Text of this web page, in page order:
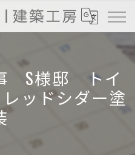
S様邸 トイ
ッドシダー塗